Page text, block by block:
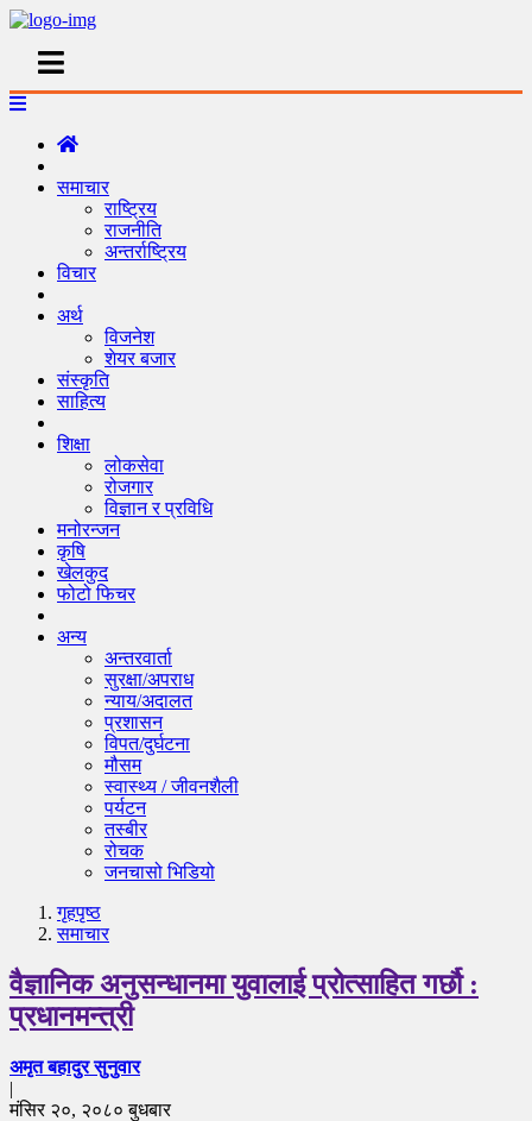
समाचार
राष्ट्रिय
राजनीति
अन्तर्राष्ट्रिय
विचार
अर्थ
विजनेश
शेयर बजार
संस्कृति
साहित्य
शिक्षा
लोकसेवा
रोजगार
विज्ञान र प्रविधि
मनोरन्जन
कृषि
खेलकुद
फोटो फिचर
अन्य
अन्तरवार्ता
सुरक्षा/अपराध
न्याय/अदालत
प्रशासन
विपत/दुर्घटना
मौसम
स्वास्थ्य / जीवनशैली
पर्यटन
तस्बीर
रोचक
जनचासो भिडियो
गृहपृष्‍ठ
समाचार
वैज्ञानिक अनुसन्धानमा युवालाई प्रोत्साहित गर्छौ :
प्रधानमन्त्री
अमृत बहादुर सुनुवार
|
मंसिर २०, २०८० बुधबार